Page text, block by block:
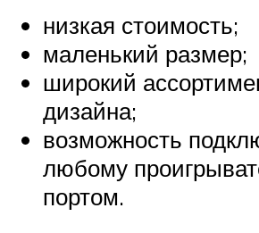
низкая стоимость;
маленький размер;
широкий
дизайна;
возможность
любому
портом.